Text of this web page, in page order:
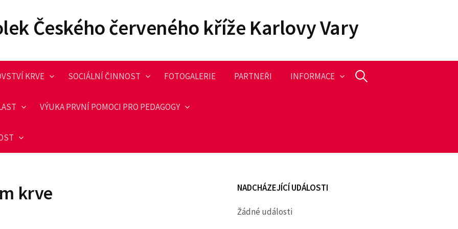
Českého červeného kříže Karlovy Vary
KRVE SOCIÁLNÍ ČINNOST FOTOGALERIE PARTNEŘI INFORMACE
VÝUKA PRVNÍ POMOCI PRO PEDAGOGY
V
krve NADCHÁZEJÍCÍ UDÁLOSTI
Žádné události